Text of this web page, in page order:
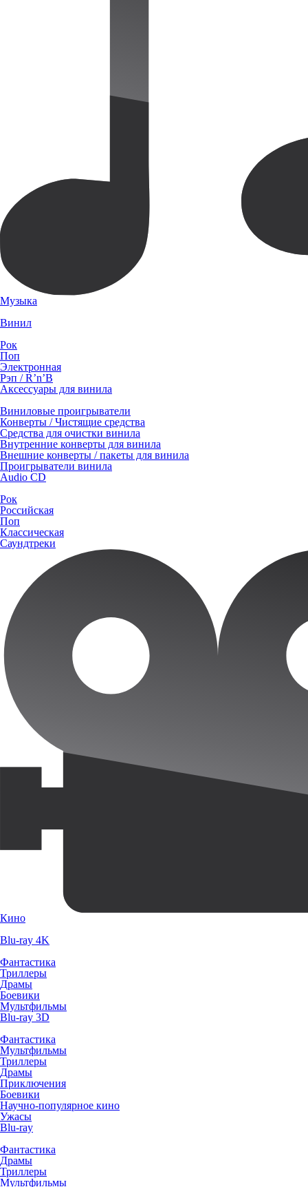
Музыка
Винил
Рок
Поп
Электронная
Рэп / R’n’B
Аксессуары для винила
Виниловые проигрыватели
Конверты / Чистящие средства
Средства для очистки винила
Внутренние конверты для винила
Внешние конверты / пакеты для винила
Проигрыватели винила
Audio CD
Рок
Российская
Поп
Классическая
Саундтреки
Кино
Blu-ray 4K
Фантастика
Триллеры
Драмы
Боевики
Мультфильмы
Blu-ray 3D
Фантастика
Мультфильмы
Триллеры
Драмы
Приключения
Боевики
Научно-популярное кино
Ужасы
Blu-ray
Фантастика
Драмы
Триллеры
Мультфильмы